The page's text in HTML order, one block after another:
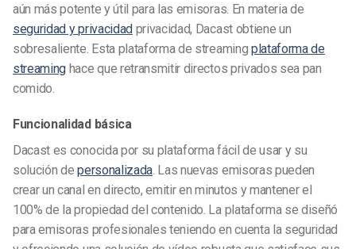
aún más potente y útil para las emisoras. En materia de
seguridad y privacidadprivacidad, Dacast obtiene un
sobresaliente. Esta plataforma de streaming plataforma de
streaming hace que retransmitir directos privados sea pan
comido.
Funcionalidad básica
Dacast es conocida por su plataforma fácil de usar y su
solución depersonalizada. Las nuevas emisoras pueden
crear un canal en directo, emitir en minutos y mantener el
100% de la propiedad del contenido. La plataforma se diseñó
para emisoras profesionales teniendo en cuenta la seguridad